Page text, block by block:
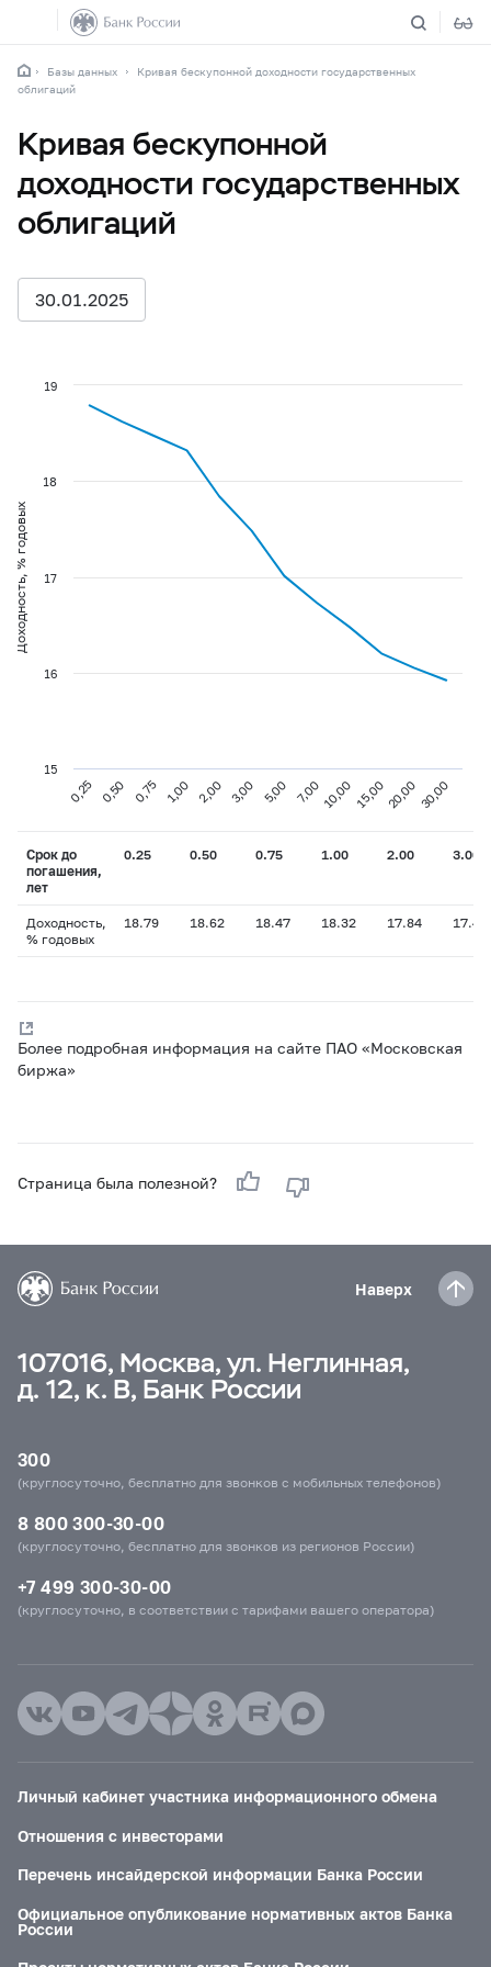
Базы данных
Кривая бескупонной доходности государственных
облигаций
Кривая бескупонной
доходности государственных
облигаций
30.01.2025
Доходность, % годовых
0,25 0,50 0,75 1,00 2,00 3,00 5,00 7,00 10,00 15,0020,0030,00
15
16
17
18
19
Срок до
погашения,
лет
0.25 0.50 0.75 1.00 2.00 3.00
Доходность,
% годовых
18.79 18.62 18.47 18.32 17.84 17.48
Более подробная информация на сайте ПАО «Московская
биржа»
Страница была полезной?
Наверх
107016, Москва, ул. Неглинная,
д. 12, к. В, Банк России
300
(круглосуточно, бесплатно для звонков с мобильных телефонов)
8 800 300-30-00
(круглосуточно, бесплатно для звонков из регионов России)
+7 499 300-30-00
(круглосуточно, в соответствии с тарифами вашего оператора)
Личный кабинет участника информационного обмена
Отношения с инвесторами
Перечень инсайдерской информации Банка России
Официальное опубликование нормативных актов Банка
России